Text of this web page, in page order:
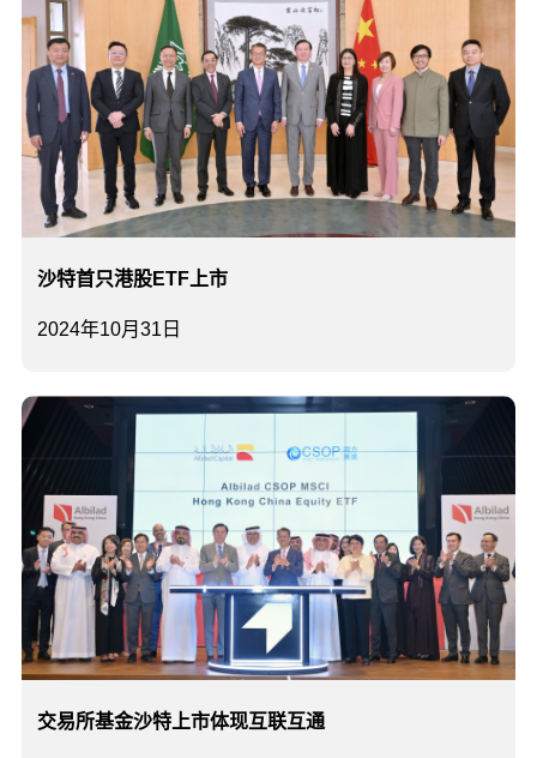
2024年10月31日
沙特首只港股ETF上市
交易所基金沙特上市体现互联互通